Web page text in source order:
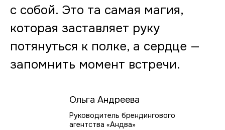
с собой. Это та самая магия,
которая заставляет руку
потянуться к полке, а сердце —
запомнить момент встречи.
Ольга Андреева
Руководитель брендингового
агентства «Андва»